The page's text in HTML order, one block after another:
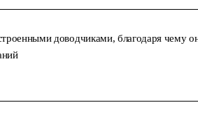
доводчиками, благодаря чему